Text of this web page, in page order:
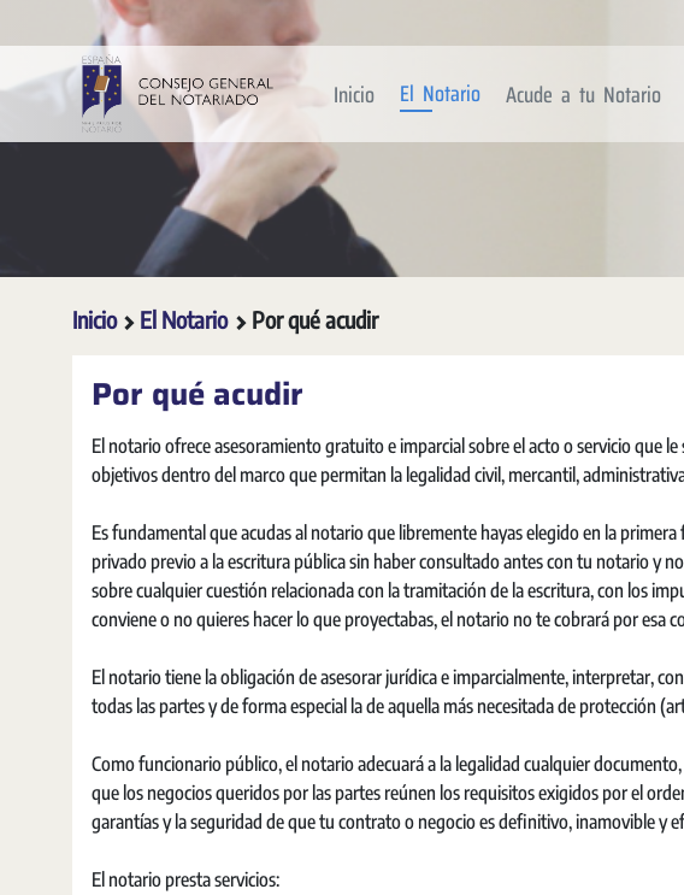
Saltar al contenido principal
Inicio El Notario Acude a tu Notario
Inicio El Notario Por qué acudir
Por qué acudir
El notario ofrece asesoramiento gratuito e imparcial sobre el acto o servicio que
objetivos dentro del marco que permitan la legalidad civil, mercantil,
Es fundamental que acudas al notario que libremente hayas elegido en la
privado previo a la escritura pública sin haber consultado antes con tu notario y
sobre cualquier cuestión relacionada con la tramitación de la escritura, con los
conviene o no quieres hacer lo que proyectabas, el notario no te cobrará por esa
El notario tiene la obligación de asesorar jurídica e imparcialmente, interpretar,
todas las partes y de forma especial la de aquella más necesitada de protección
Como funcionario público, el notario adecuará a la legalidad cualquier
que los negocios queridos por las partes reúnen los requisitos exigidos por el
garantías y la seguridad de que tu contrato o negocio es definitivo, inamovible y
El notario presta servicios: